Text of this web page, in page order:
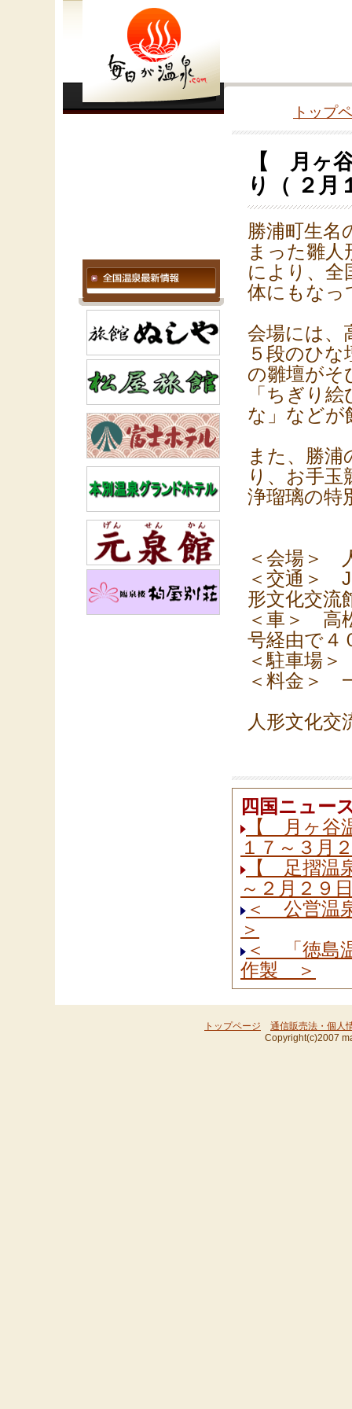
トップ
【 月ヶ
り（ ２月
勝浦町生名
まった雛
により、全
体にもなっ
会場には、
５段のひ
の雛壇がそ
「ちぎり
な」などが
また、勝
り、お手玉
浄瑠璃の特
＜会場＞
＜交通＞
形文化交
＜車＞ 高
号経由で４
＜駐車場
＜料金＞
人形文化
四国ニュー
【 月ヶ谷
１７～３月
【 足摺温
～２月２９
＜ 公営温
＞
＜ 「徳島
作製 ＞
トップページ
通信販売法・個人
Copyright(c)2007